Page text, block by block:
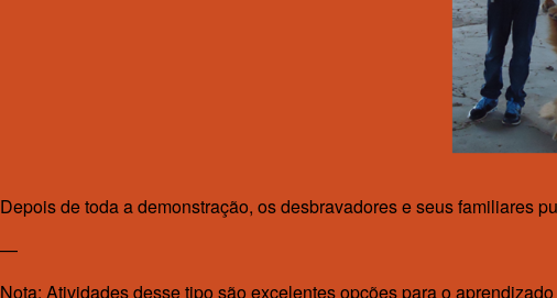
Depois de toda a demonstração, os desbravadores e seus familiares
—
Nota: Atividades desse tipo são excelentes opções para o aprendizado